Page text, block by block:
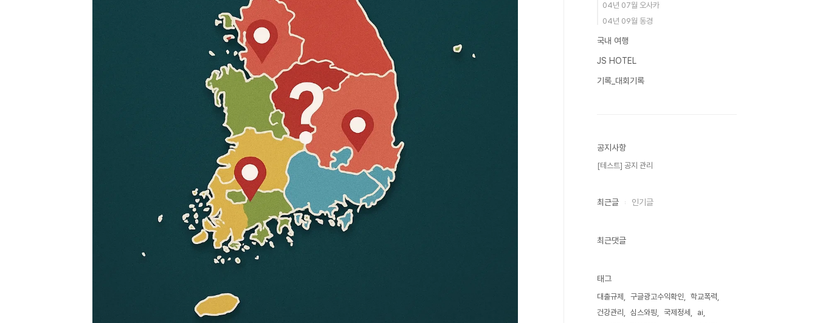
04년 07월 오사카
04년 09월 동경
국내 여행
JS HOTEL
기록_대회기록
공지사항
[테스트] 공지 관리
최근글 인기글
최근댓글
태그
대출규제 구글광고수익확인
학교폭력
건강관리
심스와핑 국제정세
ai